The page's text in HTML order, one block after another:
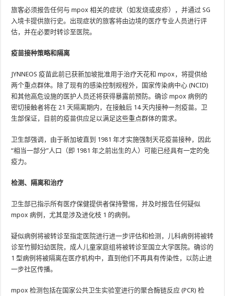
旅客必须报告任何与 mpox 相关的症状（如发烧或皮疹），并通过 SG
入境卡提供旅行史。出现症状的旅客将由边境的医疗专业人员进行评
估，并在必要时转诊至医院。
疫苗接种策略和隔离
JYNNEOS 疫苗此前已获新加坡批准用于治疗天花和 mpox，将提供给
两个重点群体。除了现有的感染控制规程外，国家传染病中心 (NCID)
和其他高危设施的医护人员还将获得暴露前预防。确诊 mpox 病例的
密切接触者将在 21 天隔离期内，在接触后 14 天内接种一剂疫苗。卫
生部保证，目前的疫苗供应足以满足这些重点群体的需求。
卫生部强调，由于新加坡直到 1981 年才实施强制天花疫苗接种，因此
“相当一部分”人口（即 1981 年之前出生的人）可能已经具有一定的免
疫力。
检测、隔离和治疗
卫生部已指示所有医疗保健提供者保持警惕，并及时报告任何疑似
mpox 病例，尤其是涉及进化枝 1 的病例。
疑似病例将被转诊至指定医院进行进一步评估和检测，儿科病例将被转
诊至竹脚妇幼医院，成人儿童家庭组将被转诊至国立大学医院。确诊的
1 型病例将被隔离在医疗机构中，直到他们不再具有传染性，以防止进
一步社区传播。
mpox 检测包括在国家公共卫生实验室进行的聚合酶链反应 (PCR) 检